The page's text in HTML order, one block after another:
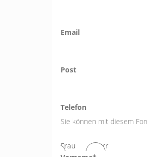
Email
Post
Telefon
Sie können mit diesem
Frau
Herr